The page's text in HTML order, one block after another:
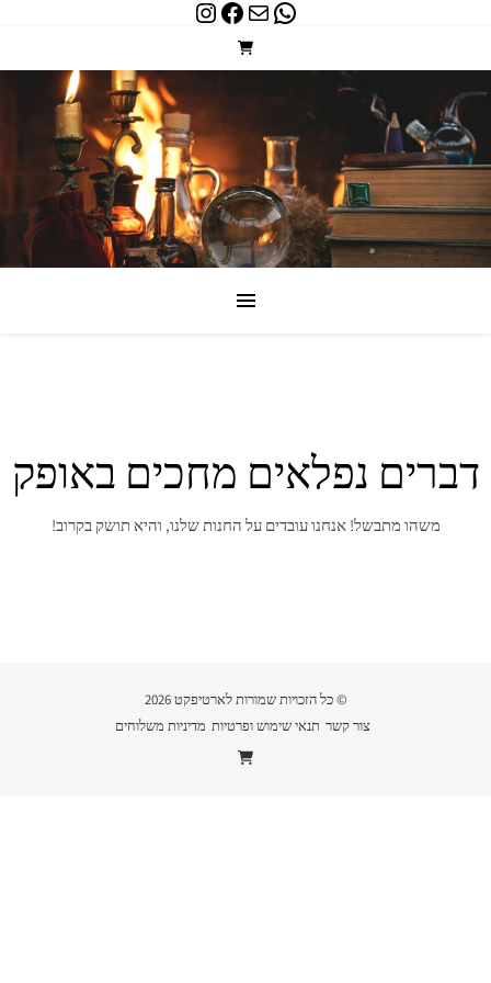
WhatsApp
Mail
Facebook
Instagram
דברים נפלאים מחכים באופק
משהו מתבשל! אנחנו עובדים על החנות שלנו, והיא תושק בקרוב!
© כל הזכויות שמורות לארטיפקט 2026
צור קשר תנאי שימוש ופרטיות מדיניות משלוחים